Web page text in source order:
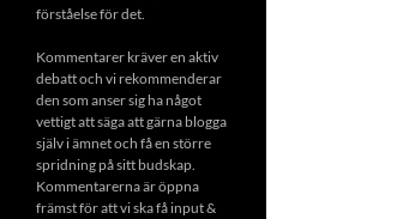
förståelse för det.
Kommentarer kräver en aktiv
debatt och vi rekommenderar
den som anser sig ha något
vettigt att säga att gärna blogga
själv i ämnet och få en större
spridning på sitt budskap.
Kommentarerna är öppna
främst för att vi ska få input &